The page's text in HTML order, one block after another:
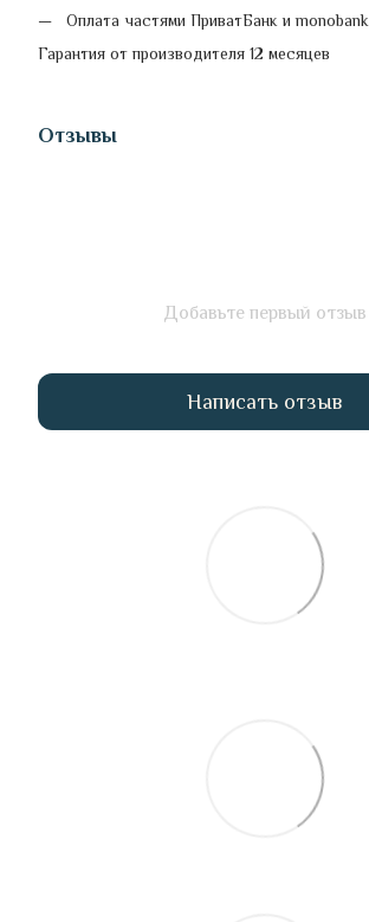
Оплата частями ПриватБанк и monobank
Гарантия от производителя 12 месяцев
Отзывы
Добавьте первый отзыв
Написать отзыв